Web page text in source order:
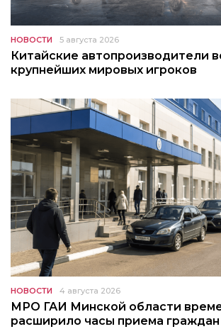
НОВОСТИ 5 августа 2026
Китайские автопроизводители
крупнейших мировых игроков
НОВОСТИ 4 августа 2026
МРО ГАИ Минской области
расширило часы приема граждан